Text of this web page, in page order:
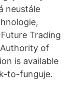
neustále
Trading
of
is available
to-funguje.